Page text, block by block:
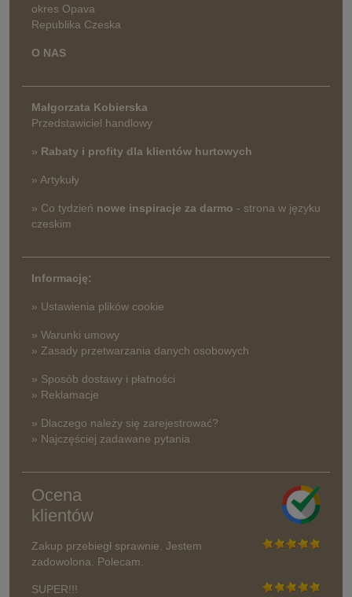
okres Opava
Republika Czeska
O NAS
Małgorzata Kobierska
Przedstawiciel handlowy
» Rabaty i profity dla klientów hurtowych
» Artykuły
» Co tydzień nowe inspiracje za darmo - strona w języku
czeskim
Informację:
» Ustawienia plików cookie
» Warunki umowy
» Zasady przetwarzania danych osobowych
» Sposób dostawy i płatności
» Reklamacje
» Dlaczego należy się zarejestrować?
» Najczęściej zadawane pytania
Ocena
klientów
Zakup przebiegł sprawnie. Jestem
zadowolona. Polecam.
SUPER!!!